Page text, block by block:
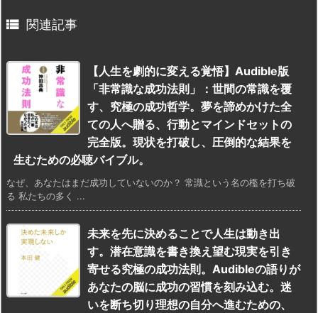
 関連記事
【人生を劇的に変える覚悟】Audible版
「非常識な成功法則」：世間の常識を覆
す、究極の成功哲学。夢を諦めかけた全
ての人へ贈る、行動とマインドセットの
完全版。現状を打破し、圧倒的な結果を
生むための必聴バイブル。
なぜ、あなたはまだ成功していないのか？ 常識という名の檻を打ち破
る 私たちの多く ...
未来を先に決めることで人生は動き出
す。潜在意識を書き換え望む現実を引き
寄せる究極の成功法則。Audibleの語りが
あなたの脳に成功の習慣を刻み込む。迷
いを断ち切り理想の自分へ進むための、